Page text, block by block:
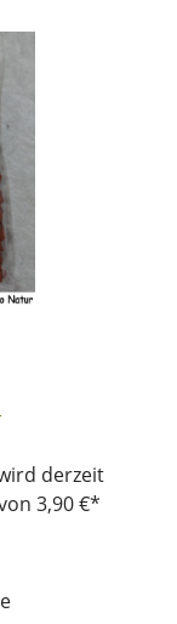
derzeit
3,90 €*